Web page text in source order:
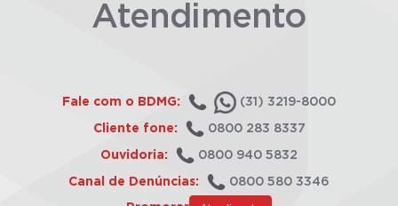
Atendimento
Fale com o BDMG: (31) 3219-8000
Cliente fone: 0800 283 8337
Ouvidoria: 0800 940 5832
Canal de Denúncias: 0800 580 3346